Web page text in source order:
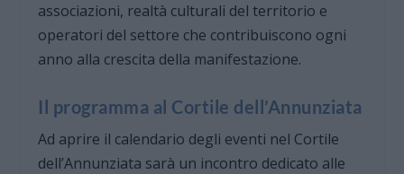
associazioni, realtà culturali del territorio e
operatori del settore che contribuiscono ogni
anno alla crescita della manifestazione.
Il programma al Cortile dell’Annunziata
Ad aprire il calendario degli eventi nel Cortile
dell’Annunziata sarà un incontro dedicato alle